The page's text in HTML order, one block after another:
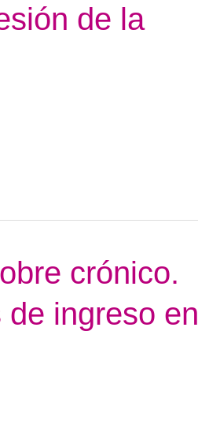
de la
crónico.
ingreso en